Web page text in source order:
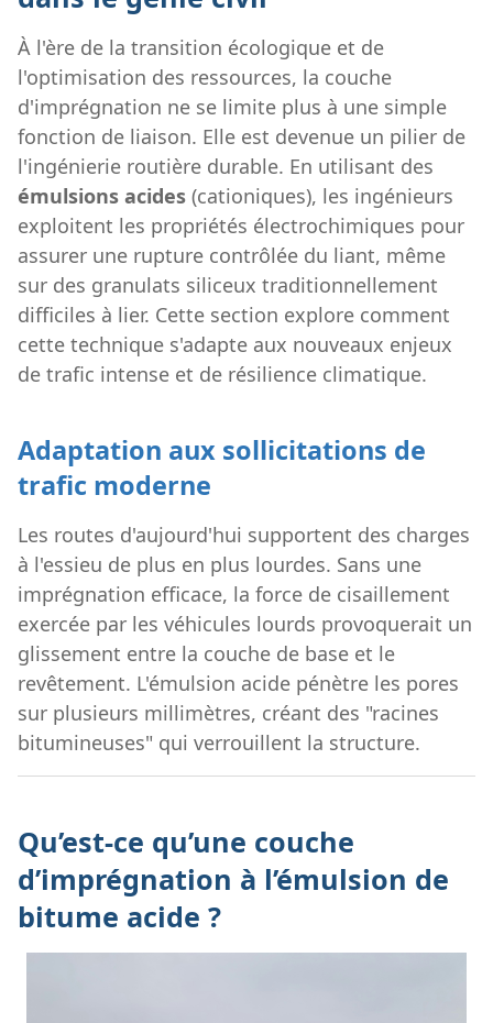
À l'ère de la transition écologique et de
l'optimisation des ressources, la couche
d'imprégnation ne se limite plus à une simple
fonction de liaison. Elle est devenue un pilier de
l'ingénierie routière durable. En utilisant des
émulsions acides (cationiques), les ingénieurs
exploitent les propriétés électrochimiques pour
assurer une rupture contrôlée du liant, même
sur des granulats siliceux traditionnellement
difficiles à lier. Cette section explore comment
cette technique s'adapte aux nouveaux enjeux
de trafic intense et de résilience climatique.
Adaptation aux sollicitations de
trafic moderne
Les routes d'aujourd'hui supportent des charges
à l'essieu de plus en plus lourdes. Sans une
imprégnation efficace, la force de cisaillement
exercée par les véhicules lourds provoquerait un
glissement entre la couche de base et le
revêtement. L'émulsion acide pénètre les pores
sur plusieurs millimètres, créant des "racines
bitumineuses" qui verrouillent la structure.
Qu’est-ce qu’une couche
d’imprégnation à l’émulsion de
bitume acide ?